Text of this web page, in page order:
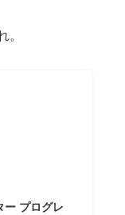
。
ー プログレ